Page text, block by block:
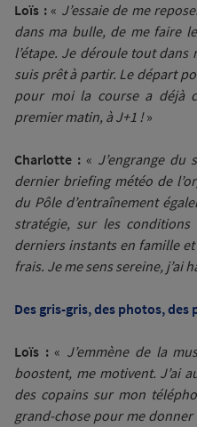
Loïs :« J’essaie de me
dans ma bulle, de me faire
l’étape. Je déroule tout dans
suis prêt à partir. Le départ
pour moi la course a déjà
premier matin, à J+1 !»
Charlotte : « J’engrange du
dernier briefing météo de
du Pôle d’entraînement
stratégie, sur les
derniers instants en famille
frais. Je me sens sereine, j’ai
Des gris-gris, des photos, des
Loïs :« J’emmène de la
boostent, me motivent. J’ai
des copains sur mon
grand-chose pour me